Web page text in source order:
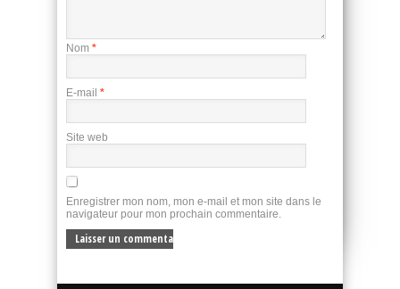
Nom *
E-mail *
Site web
Enregistrer mon nom, mon e-mail et mon site dans le
navigateur pour mon prochain commentaire.